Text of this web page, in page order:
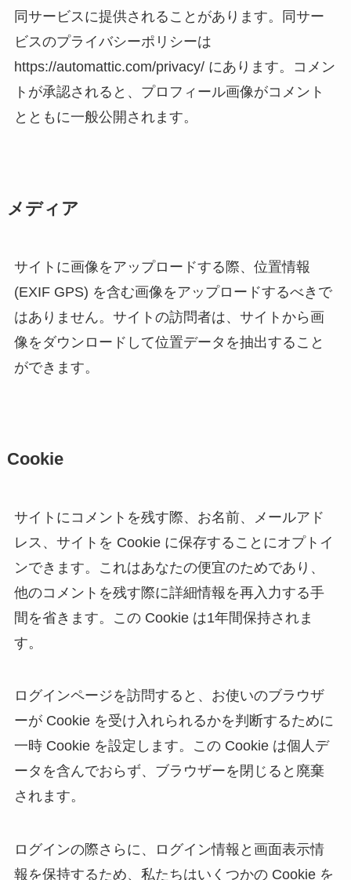
同サービスに提供されることがあります。同サー
ビスのプライバシーポリシーは
https://automattic.com/privacy/ にあります。コメン
トが承認されると、プロフィール画像がコメント
とともに一般公開されます。
メディア
サイトに画像をアップロードする際、位置情報
(EXIF GPS) を含む画像をアップロードするべきで
はありません。サイトの訪問者は、サイトから画
像をダウンロードして位置データを抽出すること
ができます。
Cookie
サイトにコメントを残す際、お名前、メールアド
レス、サイトを Cookie に保存することにオプトイ
ンできます。これはあなたの便宜のためであり、
他のコメントを残す際に詳細情報を再入力する手
間を省きます。この Cookie は1年間保持されま
す。
ログインページを訪問すると、お使いのブラウザ
ーが Cookie を受け入れられるかを判断するために
一時 Cookie を設定します。この Cookie は個人デ
ータを含んでおらず、ブラウザーを閉じると廃棄
されます。
ログインの際さらに、ログイン情報と画面表示情
報を保持するため、私たちはいくつかの Cookie を